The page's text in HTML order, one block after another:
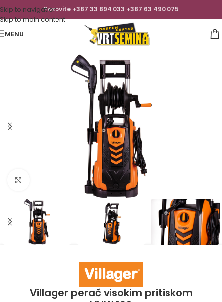
Skip to navigation
Skip to main content
Pozovite +387 33 894 033 +387 63 490 075
MENU
Villager perač visokim pritiskom